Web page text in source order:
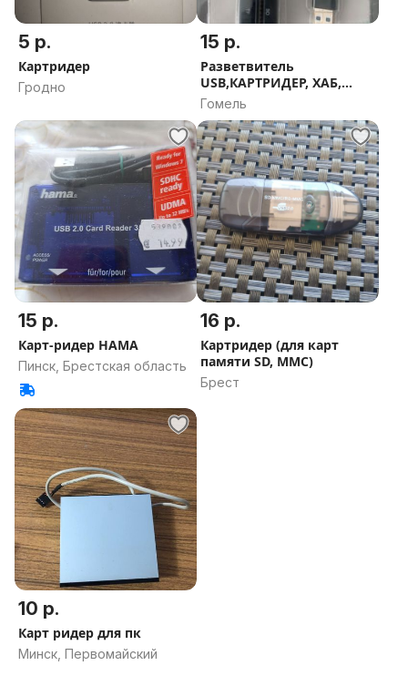
5 р.
Картридер
Гродно
15 р.
Разветвитель
USB,КАРТРИДЕР, ХАБ,
переходник
Гомель
15 р.
Карт-ридер HAMA
Пинск, Брестская область
16 р.
Картридер (для карт
памяти SD, MMC)
Брест
10 р.
Карт ридер для пк
Минск, Первомайский